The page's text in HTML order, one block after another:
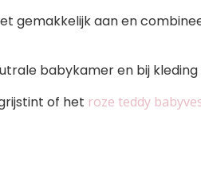
gemakkelijk aan en
babykamer en bij
of het roze teddy